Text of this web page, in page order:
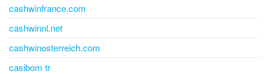
cashwinfrance.com
cashwinnl.net
cashwinosterreich.com
casibom tr